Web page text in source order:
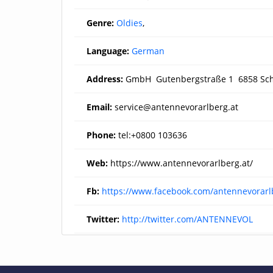
Genre: Oldies,
Language: German
Address: GmbH Gutenbergstraße 1 6858
Email: service@antennevorarlberg.at
Phone: tel:+0800 103636
Web: https://www.antennevorarlberg.at/
Fb: https://www.facebook.com/
Twitter: http://twitter.com/ANTENNEVOL